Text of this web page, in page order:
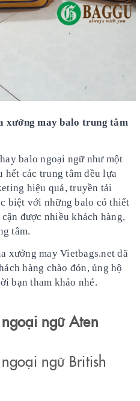
xưởng may balo trung tâm
balo ngoại ngữ như một
hết các trung tâm đều lựa
hiệu quả, truyền tải
biệt với những balo có thiết
được nhiều khách hàng,
tâm.
xưởng may Vietbags.net đã
hàng chào đón, ủng hộ
bạn tham khảo nhé.
ngữ Aten
ngữ British